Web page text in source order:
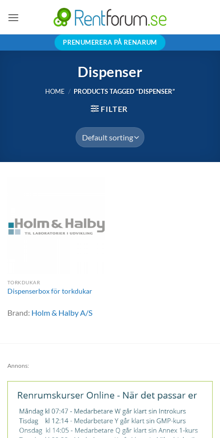
PRENUMERERA PÅ RENARUM
Dispenser
HOME / PRODUCTS TAGGED “DISPENSER”
FILTER
TORKDUKAR
Dispenserbox för torkdukar
Brand: Holm & Halby A/S
Annons: